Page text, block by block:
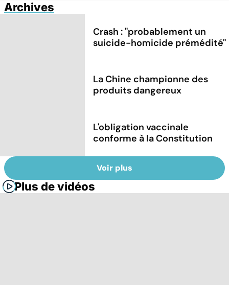
Archives
Crash : ''probablement un
suicide-homicide prémédité''
La Chine championne des
produits dangereux
L'obligation vaccinale
conforme à la Constitution
Voir plus
Plus de vidéos